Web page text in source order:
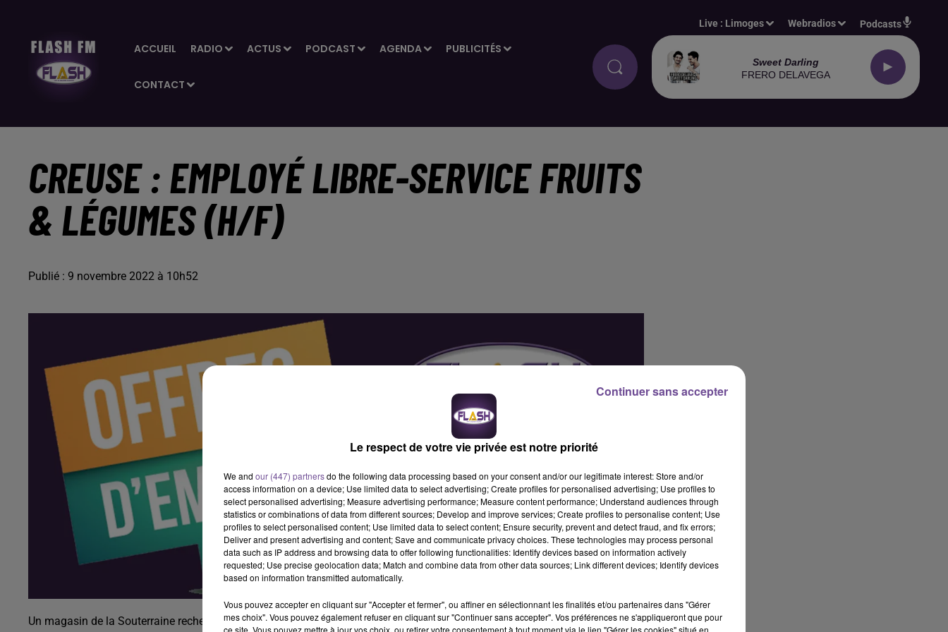
ACCUEIL RADIO ACTUS PODCAST AGENDA PUBLICITÉS
CONTACT
Live : Limoges Webradios Podcasts
Sweet Darling
FRERO DELAVEGA
CREUSE : EMPLOYÉ LIBRE-SERVICE FRUITS
& LÉGUMES (H/F)
Publié : 9 novembre 2022 à 10h52
Un magasin de la Souterraine recherche un employé libre-service Fruits et Légumes (H/F). Vos approvisionnez votre rayon
Le respect de votre vie privée est notre priorité
We and our (447) partnersdo the following data processing based on your consent and/or our legitimate interest: Store and/or
access information on a device; Use limited data to select advertising; Create profiles for personalised advertising; Use profiles to
select personalised advertising; Measure advertising performance; Measure content performance; Understand audiences through
statistics or combinations of data from different sources; Develop and improve services; Create profiles to personalise content; Use
profiles to select personalised content; Use limited data to select content; Ensure security, prevent and detect fraud, and fix errors;
Deliver and present advertising and content; Save and communicate privacy choices. These technologies may process personal
data such as IP address and browsing data to offer following functionalities: Identify devices based on information actively
requested; Use precise geolocation data; Match and combine data from other data sources; Link different devices; Identify devices
based on information transmitted automatically.
Vous pouvez accepter en cliquant sur "Accepter et fermer", ou affiner en sélectionnant les finalités et/ou partenaires dans "Gérer
mes choix". Vous pouvez également refuser en cliquant sur "Continuer sans accepter". Vos préférences ne s'appliqueront que pour
ce site. Vous pouvez mettre à jour vos choix, ou retirer votre consentement à tout moment via le lien "Gérer les cookies" situé en
Continuer sans accepter